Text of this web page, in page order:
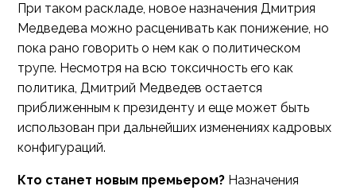
При таком раскладе, новое назначения Дмитрия
Медведева можно расценивать как понижение, но
пока рано говорить о нем как о политическом
трупе. Несмотря на всю токсичность его как
политика, Дмитрий Медведев остается
приближенным к президенту и еще может быть
использован при дальнейших изменениях кадровых
конфигураций.
Кто станет новым премьером? Назначения